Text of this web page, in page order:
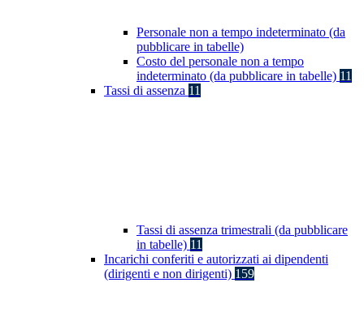
Personale non a tempo indeterminato (da
pubblicare in tabelle)
Costo del personale non a tempo
indeterminato (da pubblicare in tabelle) 11
Tassi di assenza 11
Tassi di assenza trimestrali (da pubblicare
in tabelle) 11
Incarichi conferiti e autorizzati ai dipendenti
(dirigenti e non dirigenti) 159